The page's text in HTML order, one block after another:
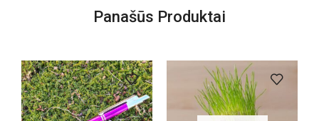
Panašūs Produktai